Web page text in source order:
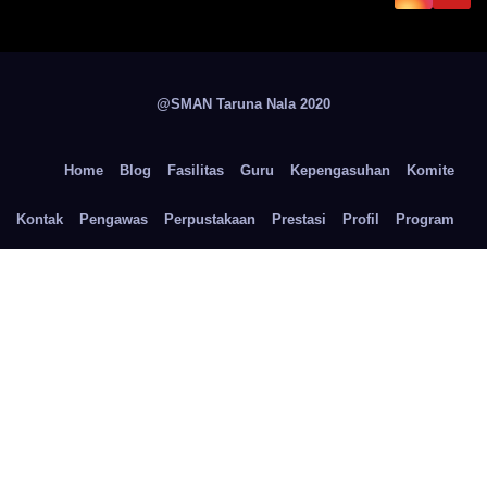
@SMAN Taruna Nala 2020
Home Blog Fasilitas Guru Kepengasuhan Komite
Kontak Pengawas Perpustakaan Prestasi Profil Program